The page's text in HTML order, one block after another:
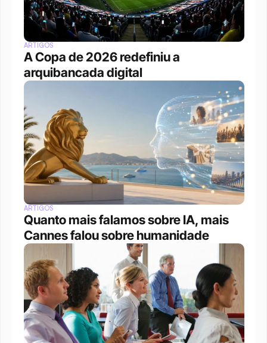
ARTIGOS
A Copa de 2026 redefiniu a
arquibancada digital
ARTIGOS
Quanto mais falamos sobre IA, mais
Cannes falou sobre humanidade